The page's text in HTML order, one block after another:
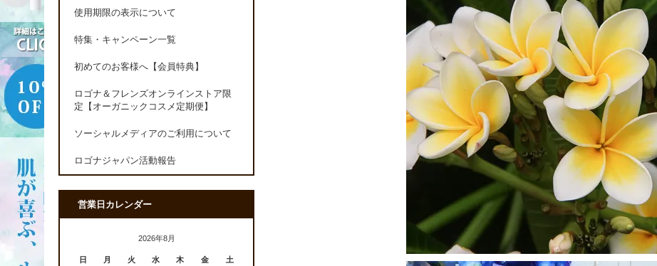
使用期限の表示について
特集・キャンペーン一覧
初めてのお客様へ【会員特典】
ロゴナ＆フレンズオンラインストア限
定【オーガニックコスメ定期便】
ソーシャルメディアのご利用について
ロゴナジャパン活動報告
営業日カレンダー
2026年8月
日 月 火 水 木 金 土